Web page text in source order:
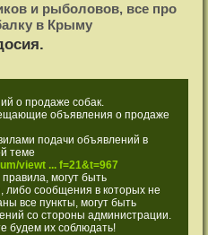
и рыболовов, все про
в Крыму
о продаже собак.
объявления о продаже
подачи объявлений в
теме
viewt ... f=21&t=967
могут быть
либо сообщения в которых не
все пункты, могут быть
со стороны администрации.
будем их соблюдать!